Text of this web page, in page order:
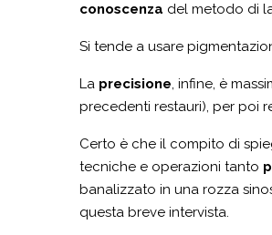
conoscenza del metodo di
Si tende a usare
La precisione, infine, è
precedenti restauri), per poi
Certo è che il compito di
tecniche e operazioni tanto
banalizzato in una rozza
questa breve intervista.